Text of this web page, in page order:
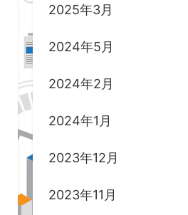
2025年3月
2024年5月
2024年2月
2024年1月
2023年12月
2023年11月